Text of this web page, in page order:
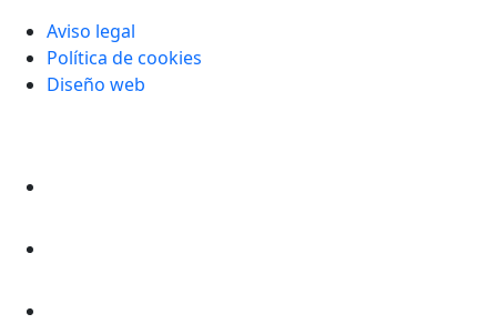
Aviso legal
Política de cookies
Diseño web